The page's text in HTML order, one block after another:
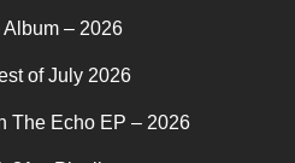
Album – 2026
of July 2026
The Echo EP – 2026